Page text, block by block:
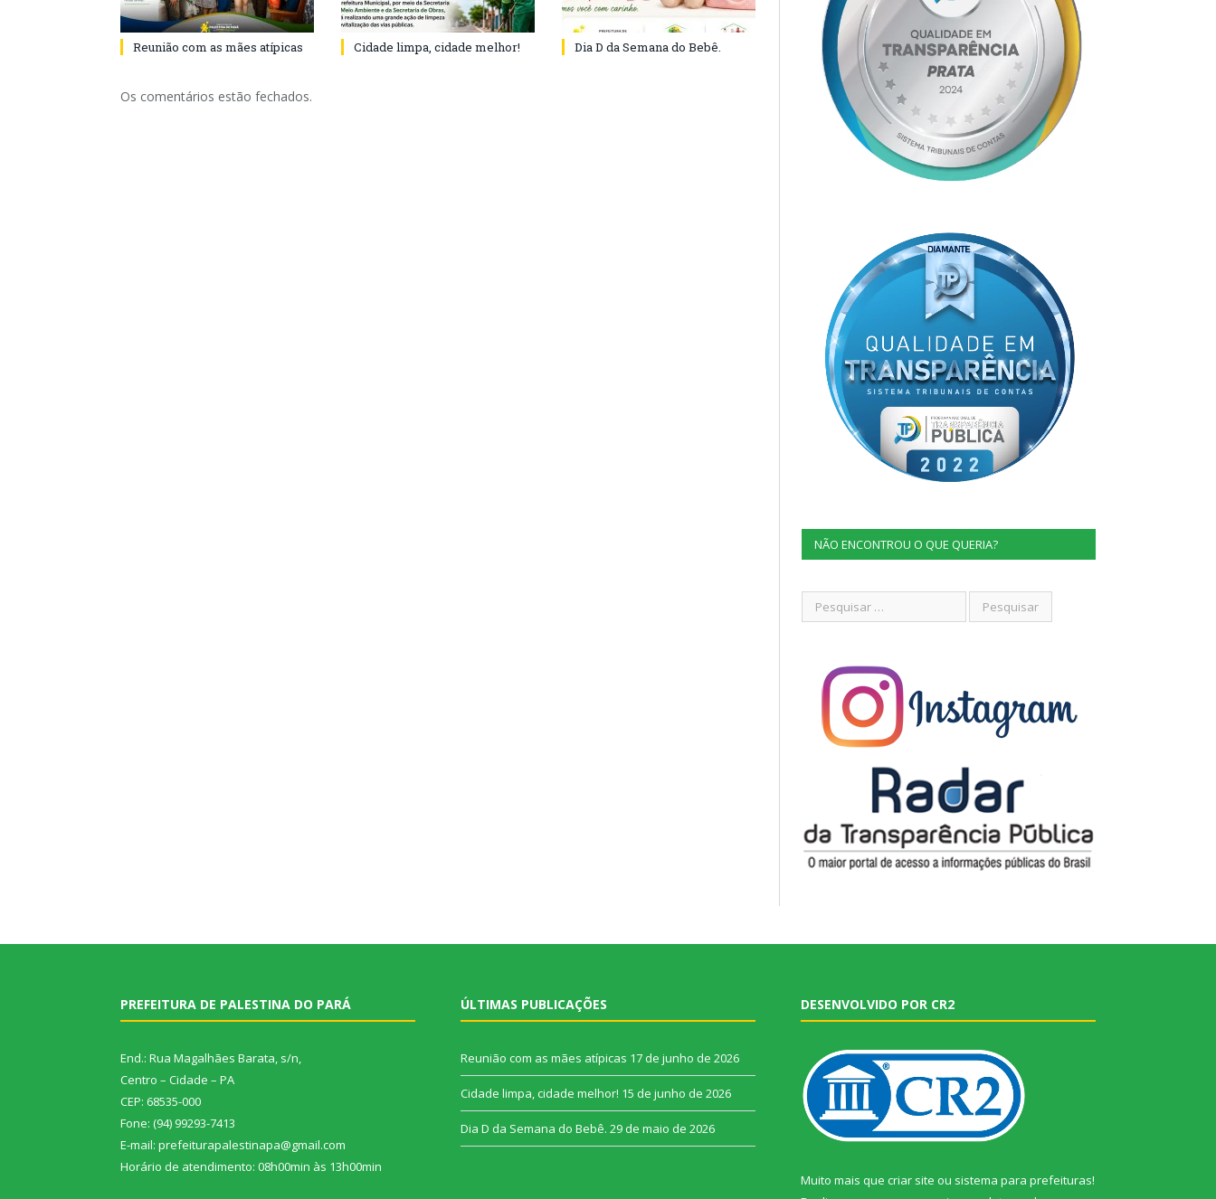
Reunião com as mães atípicas Cidade limpa, cidade melhor! Dia D da Semana do Bebê.
Os comentários estão fechados.
NÃO ENCONTROU O QUE QUERIA?
PREFEITURA DE PALESTINA DO PARÁ
End.: Rua Magalhães Barata, s/n,
Centro – Cidade – PA
CEP: 68535-000
Fone: (94) 99293-7413
E-mail: prefeiturapalestinapa@gmail.com
Horário de atendimento: 08h00min às 13h00min
ÚLTIMAS PUBLICAÇÕES
Reunião com as mães atípicas 17 de junho de 2026
Cidade limpa, cidade melhor! 15 de junho de 2026
Dia D da Semana do Bebê. 29 de maio de 2026
DESENVOLVIDO POR CR2
Muito mais que criar site ou sistema para prefeituras!